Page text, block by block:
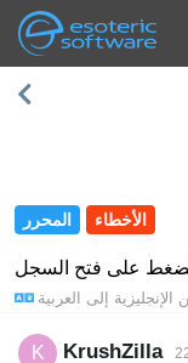
Esoteric
Navigation
الرئيسية
المحرر الأخطاء
على فتح السجل
الإنجليزية إلى العربية
K KrushZilla